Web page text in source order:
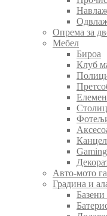
Опрема за
Мебел
Бироа
Клуб
Авто-мото
Градина и
Базени